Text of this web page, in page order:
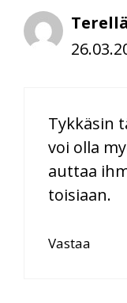
Terellä
Tykkäsin
voi olla
auttaa
toisiaan.
Vastaa